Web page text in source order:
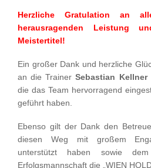
Herzliche Gratulation an
herausragenden Leistung
Meistertitel!
Ein großer Dank und herzliche
an die TrainerSebastian Kellner
die das Team hervorragend
geführt haben.
Ebenso gilt der Dank den
diesen Weg mit großem
unterstützt haben sowie
Erfolgsmannschaft die „WIEN